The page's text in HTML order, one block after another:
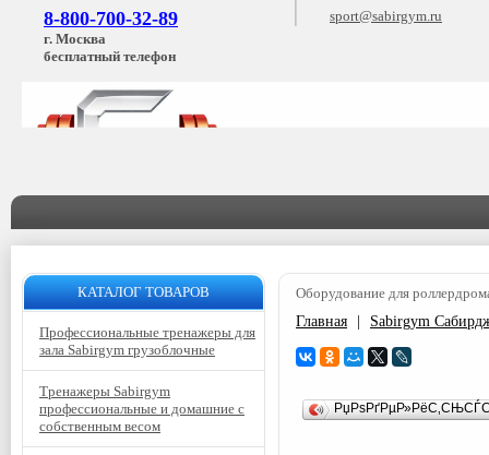
8-800-700-32-89
г. Москва
бесплатный телефон
sport@sabirgym.ru
Оборудование для
Главная
Sabirgym
КАТАЛОГ ТОВАРОВ
Профессиональные тренажеры для
зала Sabirgym грузоблочные
Тренажеры Sabirgym
профессиональные и домашние с
собственным весом